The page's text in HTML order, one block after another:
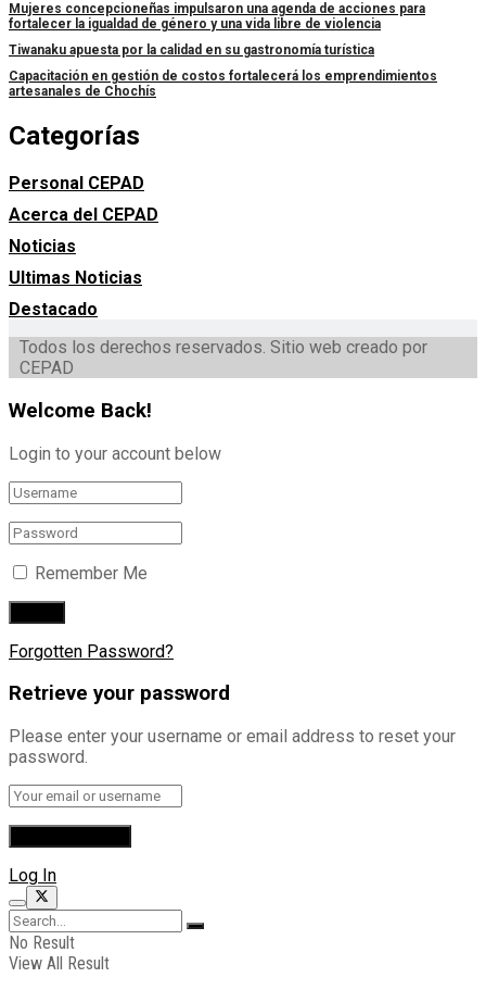
Mujeres concepcioneñas impulsaron una agenda de acciones para
fortalecer la igualdad de género y una vida libre de violencia
Tiwanaku apuesta por la calidad en su gastronomía turística
Capacitación en gestión de costos fortalecerá los emprendimientos
artesanales de Chochís
Categorías
Personal CEPAD
Acerca del CEPAD
Noticias
Ultimas Noticias
Destacado
Todos los derechos reservados. Sitio web creado por
CEPAD
Welcome Back!
Login to your account below
Remember Me
Forgotten Password?
Retrieve your password
Please enter your username or email address to reset your
password.
Log In
No Result
View All Result